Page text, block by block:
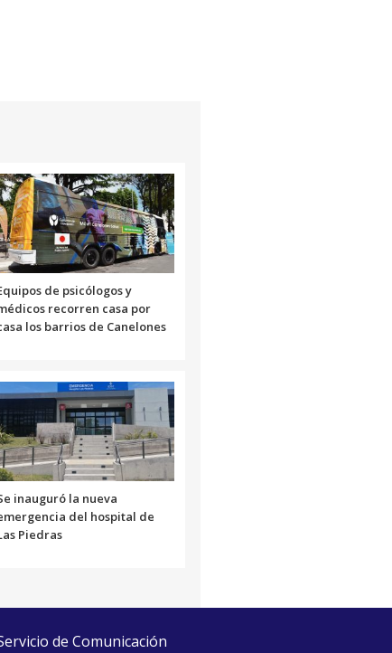
de psicólogos y
recorren casa por
los barrios de Canelones
inauguró la nueva
del hospital de
Piedras
de Comunicación